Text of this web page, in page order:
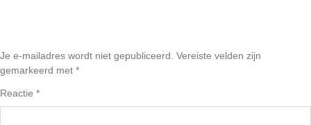
Je e-mailadres wordt niet gepubliceerd. Vereiste velden zijn
gemarkeerd met *
Reactie *